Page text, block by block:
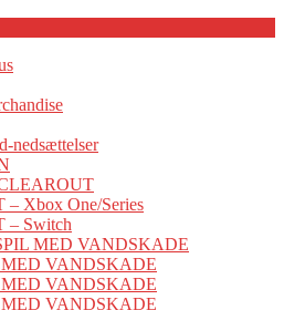
nedsættelser
– Xbox One/Series
– Switch
MED VANDSKADE
MED VANDSKADE
MED VANDSKADE
MED VANDSKADE